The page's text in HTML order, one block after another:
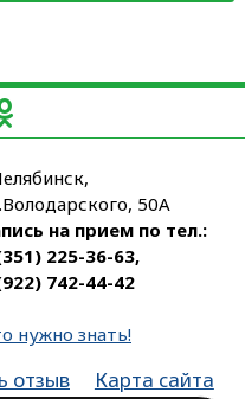
50А
на прием по тел.:
225-36-63,
742-44-42
нужно знать!
отзыв
Карта сайта